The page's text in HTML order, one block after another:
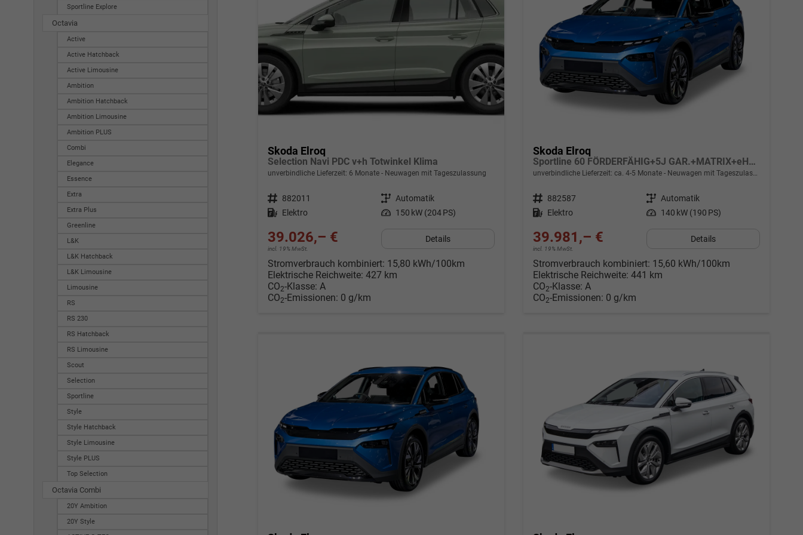
Skoda Elroq
Selection Navi PDC v+h Totwinkel Klima
unverbindliche Lieferzeit: 6 Monate Neuwagen mit Tageszulassung
Fahrzeugnr. 882011 Getriebe Automatik
Kraftstoff Elektro Leistung 150 kW (204 PS)
39.026,– €
incl. 19% MwSt.
Details
Stromverbrauch kombiniert: 15,80 kWh/100km
Elektrische Reichweite: 427 km
CO2-Klasse: A
CO2-Emissionen: 0 g/km
Skoda Elroq
Sportline 60 FÖRDERFÄHIG+5J GAR.+MATRIX+eHK+NAVI+SHZ+ACC+KAMERA+20" ALU
unverbindliche Lieferzeit: ca. 4-5 Monate Neuwagen mit Tageszulassung
Fahrzeugnr. 882587 Getriebe Automatik
Kraftstoff Elektro Leistung 140 kW (190 PS)
39.981,– €
incl. 19% MwSt.
Details
Stromverbrauch kombiniert: 15,60 kWh/100km
Elektrische Reichweite: 441 km
CO2-Klasse: A
CO2-Emissionen: 0 g/km
Sportline Explore
Octavia
Active
Active Hatchback
Active Limousine
Ambition
Ambition Hatchback
Ambition Limousine
Ambition PLUS
Combi
Elegance
Essence
Extra
Extra Plus
Greenline
L&K
L&K Hatchback
L&K Limousine
Limousine
RS
RS 230
RS Hatchback
RS Limousine
Scout
Selection
Sportline
Style
Style Hatchback
Style Limousine
Style PLUS
Top Selection
Octavia Combi
20Y Ambition
20Y Style